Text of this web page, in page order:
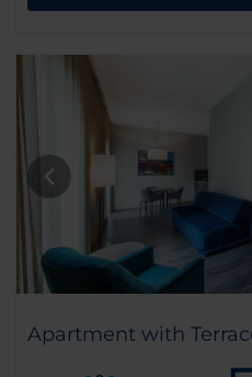
Apartment with